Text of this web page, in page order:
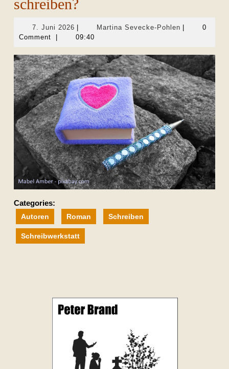
schreiben?
7. Juni 2026 7.
Juni
Martina Sevecke-PohlenMartina
0
Comment
09:40
Categories:
Autoren Roman Schreiben
Schreibwerkstatt